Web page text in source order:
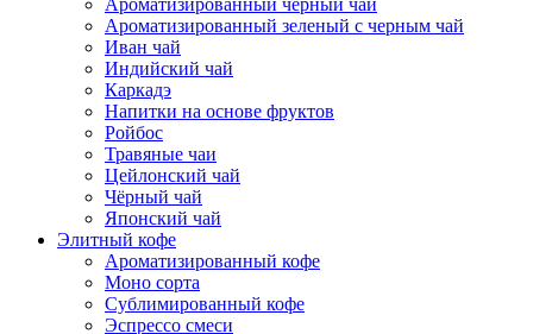
Ароматизированный зеленый с черным чай
Иван чай
Индийский чай
Каркадэ
Напитки на основе фруктов
Ройбос
Травяные чаи
Цейлонский чай
Чёрный чай
Японский чай
Элитный кофе
Ароматизированный кофе
Моно сорта
Сублимированный кофе
Эспрессо смеси